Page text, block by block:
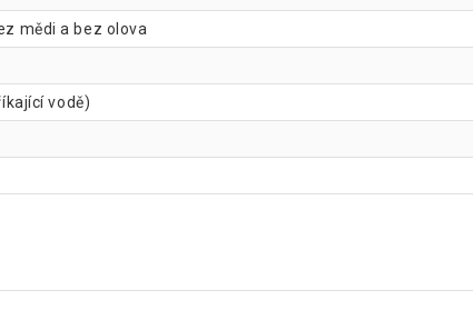
mědi a bez olova
vodě)